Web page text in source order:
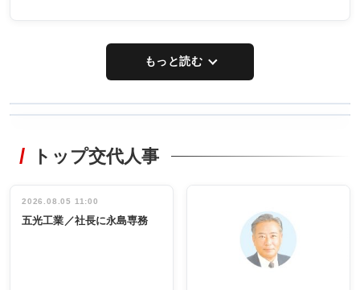
もっと読む
非鉄業界で
インタビュ
ー／社内ア
タックトレー
祝う 業界関
係者ら220人
出席
トップ交代人事
2026.08.05 11:00
五光工業／社長に永島専務